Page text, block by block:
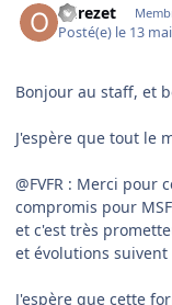
odrezet
Posté(e) le 13
Bonjour au staff, et
J'espère que tout le
@FVFR : Merci pour
compromis pour
et c'est très
et évolutions suivent
J'espère que cette